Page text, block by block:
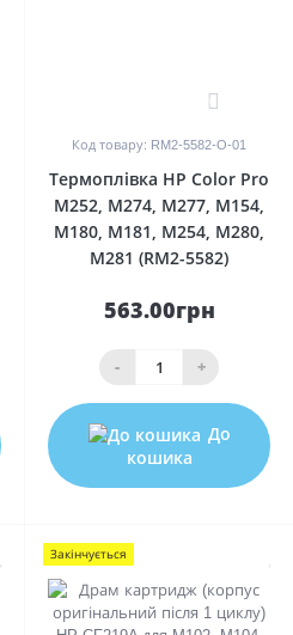
0
Код товару: RM2-5582-O-01
Термоплівка HP Color Pro
M252, M274, M277, M154,
M180, M181, M254, M280,
M281 (RM2-5582)
563.00грн
- +
До
кошика
Закінчується